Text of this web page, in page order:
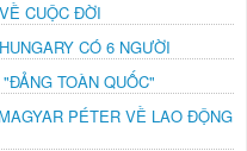
CUỘC ĐỜI
CÓ 6 NGƯỜI
TOÀN QUỐC"
PÉTER VỀ LAO ĐỘNG